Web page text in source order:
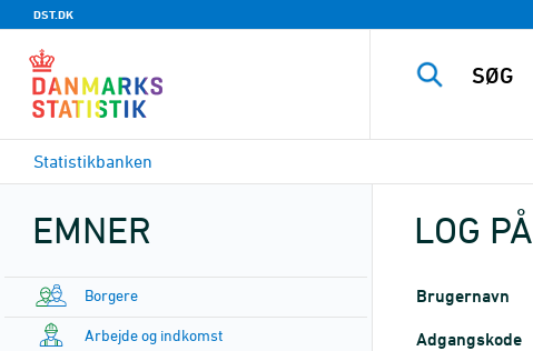
DST.DK
Statistikbanken
EMNER
Borgere
Arbejde og indkomst
LOG PÅ
Brugernavn
Adgangskode